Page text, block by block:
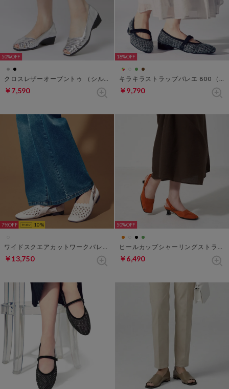
50%
クロスレザーオープントゥ （シルバー）
￥7,590
18%
キラキラストラップバレエ 800 （マルチ）
￥9,790
7% 10
ワイドスクエアカットワークバレエ （オフホワイト）
￥13,750
50%
ヒールカップシャーリングストラップシューズ （オレンジ）
￥6,490